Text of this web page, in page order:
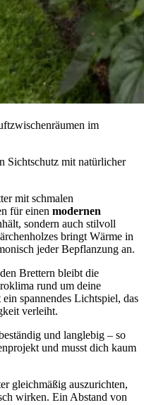
im
Sichtschutz mit natürlicher
mit schmalen
für einen modernen
sondern auch stilvoll
bringt Wärme in
jeder Bepflanzung an.
Brettern bleibt die
rund um deine
spannendes Lichtspiel, das
verleiht.
und langlebig – so
und musst dich kaum
gleichmäßig auszurichten,
wirken. Ein Abstand von